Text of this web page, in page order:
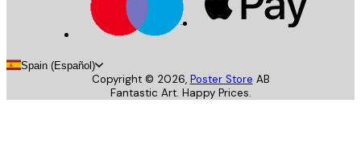
Spain (Español)
Copyright © 2026, Poster Store AB
Fantastic Art. Happy Prices.